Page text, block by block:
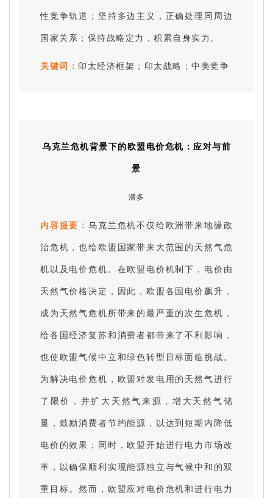
性竞争轨道；坚持多边主义，正确处理同周边
国家关系；保持战略定力，积累自身实力。
关键词： 印太经济框架；印太战略；中美竞争
乌克兰危机背景下的欧盟电价危机：应对与前
景
潘多
内容提要：乌克兰危机不仅给欧洲带来地缘政
治危机，也给欧盟国家带来大范围的天然气危
机以及电价危机。在欧盟电价机制下，电价由
天然气价格决定，因此，欧盟各国电价飙升，
成为天然气危机所带来的最严重的次生危机，
给各国经济复苏和消费者都带来了不利影响，
也使欧盟气候中立和绿色转型目标面临挑战。
为解决电价危机，欧盟对发电用的天然气进行
了限价，并扩大天然气来源，增大天然气储
量，鼓励消费者节约能源，以达到短期内降低
电价的效果；同时，欧盟开始进行电力市场改
革，以确保顺利实现能源独立与气候中和的双
重目标。然而，欧盟应对电价危机和进行电力